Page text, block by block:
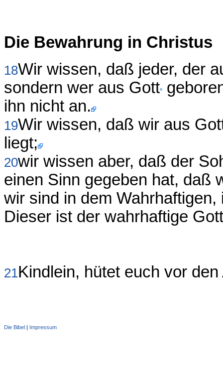
Die Bewahrung in Christus
18Wir wissen, daß jeder, der
sondern wer aus Gott
ihn nicht an.
19Wir wissen, daß wir aus
liegt;
20wir wissen aber, daß der
einen Sinn gegeben hat, daß
wir sind in dem
Dieser ist der wahrhaftige Gott
21Kindlein, hütet euch vor
Die Bibel Impressum